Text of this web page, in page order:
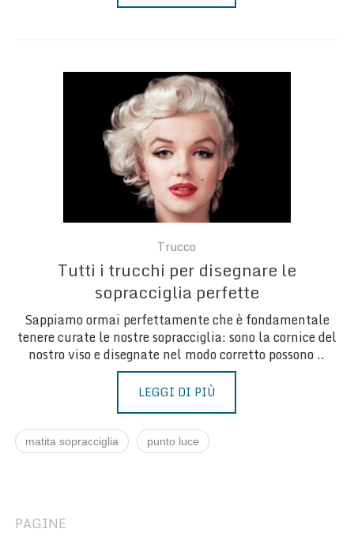
Trucco
Tutti i trucchi per disegnare le
sopracciglia perfette
Sappiamo ormai perfettamente che è fondamentale
tenere curate le nostre sopracciglia: sono la cornice del
nostro viso e disegnate nel modo corretto possono ..
LEGGI DI PIÙ
matita sopracciglia punto luce
PAGINE